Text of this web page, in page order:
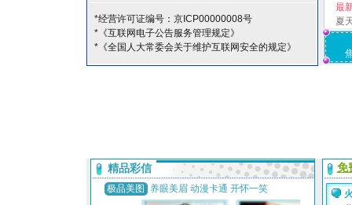
*经营许可证编号：京ICP00000008号
*《互联网电子公告服务管理规定》
*《全国人大常委会关于维护互联网安全的规定》
最
夏